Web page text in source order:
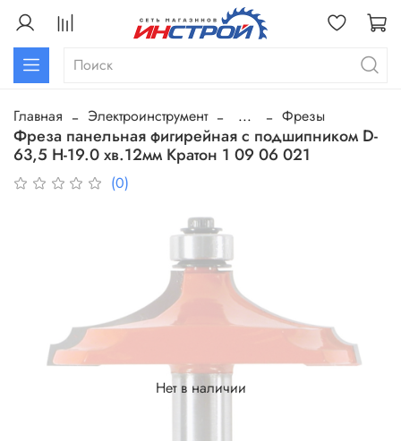
Главная Электроинструмент ... Фрезы
Фреза панельная фигирейная с подшипником D-
63,5 H-19.0 хв.12мм Кратон 1 09 06 021
(0)
Нет в наличии